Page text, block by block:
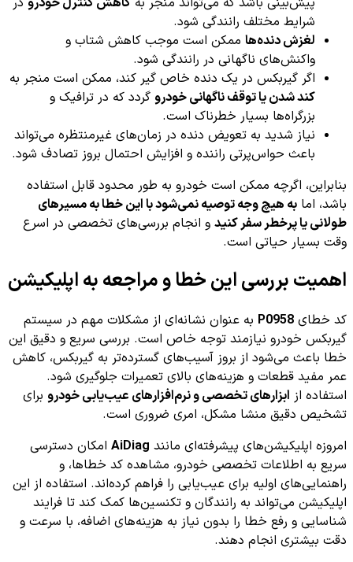
شرایط مختلف رانندگی شود.
لغزش دنده‌ها ممکن است موجب کاهش شتاب و
واکنش‌های ناگهانی در رانندگی شود.
اگر گیربکس در یک دنده خاص گیر کند، ممکن است منجر به
کند شدن یا توقف ناگهانی خودرو گردد که در ترافیک و
بزرگراه‌ها بسیار خطرناک است.
نیاز شدید به تعویض دنده در زمان‌های غیرمنتظره می‌تواند
باعث حواس‌پرتی راننده و افزایش احتمال بروز تصادف شود.
بنابراین، اگرچه ممکن است خودرو به طور محدود قابل استفاده
باشد، اما به هیچ وجه توصیه نمی‌شود با این خطا به مسیرهای
طولانی یا پرخطر سفر کنید و انجام بررسی‌های تخصصی در اسرع
وقت بسیار حیاتی است.
اهمیت بررسی این خطا و مراجعه به اپلیکیشن
کد خطای P0958 به عنوان نشانه‌ای از مشکلات مهم در سیستم
گیربکس خودرو نیازمند توجه خاص است. بررسی سریع و دقیق این
خطا باعث می‌شود از بروز آسیب‌های گسترده‌تر به گیربکس، کاهش
عمر مفید قطعات و هزینه‌های بالای تعمیرات جلوگیری شود.
استفاده از ابزارهای تخصصی و نرم‌افزارهای عیب‌یابی خودرو برای
تشخیص دقیق منشا مشکل، امری ضروری است.
امروزه اپلیکیشن‌های پیشرفته‌ای مانند AiDiag امکان دسترسی
سریع به اطلاعات تخصصی خودرو، مشاهده کد خطاها، و
راهنمایی‌های اولیه برای عیب‌یابی را فراهم کرده‌اند. استفاده از این
اپلیکیشن می‌تواند به رانندگان و تکنسین‌ها کمک کند تا فرایند
شناسایی و رفع خطا را بدون نیاز به هزینه‌های اضافه، با سرعت و
دقت بیشتری انجام دهند.